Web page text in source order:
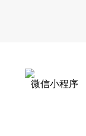
微信小程序